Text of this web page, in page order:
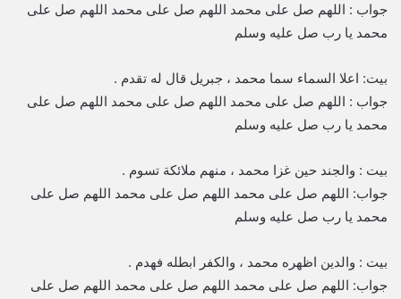
جواب : اللهم صل على محمد اللهم صل على محمد اللهم صل على
محمد يا رب صل عليه وسلم
بيت: اعلا السماء سما محمد ، جبريل قال له تقدم .
جواب : اللهم صل على محمد اللهم صل على محمد اللهم صل على
محمد يا رب صل عليه وسلم
بيت : والجند حين غزا محمد ، منهم ملائكة تسوم .
جواب: اللهم صل على محمد اللهم صل على محمد اللهم صل على
محمد يا رب صل عليه وسلم
بيت : والدين اظهره محمد ، والكفر ابطله فهدم .
جواب: اللهم صل على محمد اللهم صل على محمد اللهم صل على